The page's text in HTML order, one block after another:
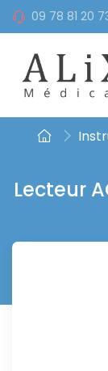
09 78 81 20
Lecteur